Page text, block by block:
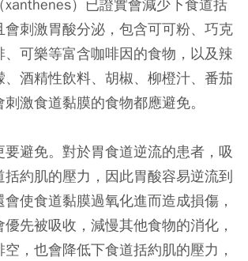
xanthenes）已證實會減少下食道括
會刺激胃酸分泌，包含可可粉、巧克
、可樂等富含咖啡因的食物，以及辣
、酒精性飲料、胡椒、柳橙汁、番茄
激食道黏膜的食物都應避免。
避免。對於胃食道逆流的患者，吸
約肌的壓力，因此胃酸容易逆流到
使食道黏膜過氧化進而造成損傷，
先被吸收，減慢其他食物的消化，
，也會降低下食道括約肌的壓力，